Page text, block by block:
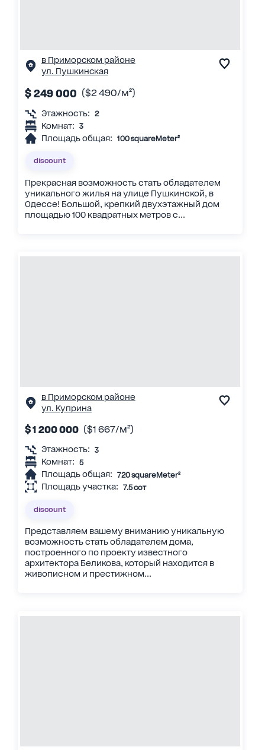
в Приморском районе
ул. Пушкинская
$ 249 000 ($2 490/м²)
Этажность: 2
Комнат: 3
Площадь общая: 100 squareMeter²
discount
Прекрасная возможность стать обладателем
уникального жилья на улице Пушкинской, в
Одессе! Большой, крепкий двухэтажный дом
площадью 100 квадратных метров с...
в Приморском районе
ул. Куприна
$ 1 200 000 ($1 667/м²)
Этажность: 3
Комнат: 5
Площадь общая: 720 squareMeter²
Площадь участка: 7.5 сот
discount
Представляем вашему вниманию уникальную
возможность стать обладателем дома,
построенного по проекту известного
архитектора Беликова, который находится в
живописном и престижном...